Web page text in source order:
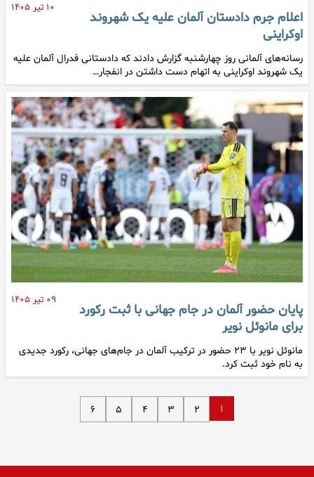
۱۰ تیر ۱۴۰۵
اعلام جرم دادستان آلمان علیه یک شهروند
اوکراینی
رسانه‌های آلمانی روز چهارشنبه گزارش دادند که دادستانی فدرال آلمان علیه
یک شهروند اوکراینی به اتهام دست داشتن در انفجار…
۰۹ تیر ۱۴۰۵
پایان حضور آلمان در جام جهانی با ثبت رکورد
برای مانوئل نویر
مانوئل نویر با ۲۳ حضور در ترکیب آلمان در جام‌های جهانی، رکورد جدیدی
به نام خود ثبت کرد.
۱ ۲ ۳ ۴ ۵ ۶